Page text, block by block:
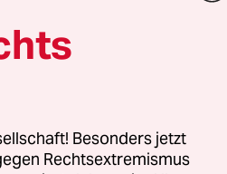
von
zu
Besonders jetzt
Rechtsextremismus